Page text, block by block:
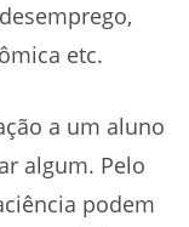
etc.
a um aluno
algum. Pelo
podem